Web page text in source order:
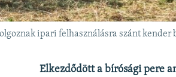
ipari felhasználásra szánt
Elkezdődött a bírósági pere